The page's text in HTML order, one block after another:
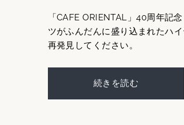
「CAFE ORIENTAL」40周年
ツがふんだんに盛り込まれたハ
再発見してください。
続きを読む